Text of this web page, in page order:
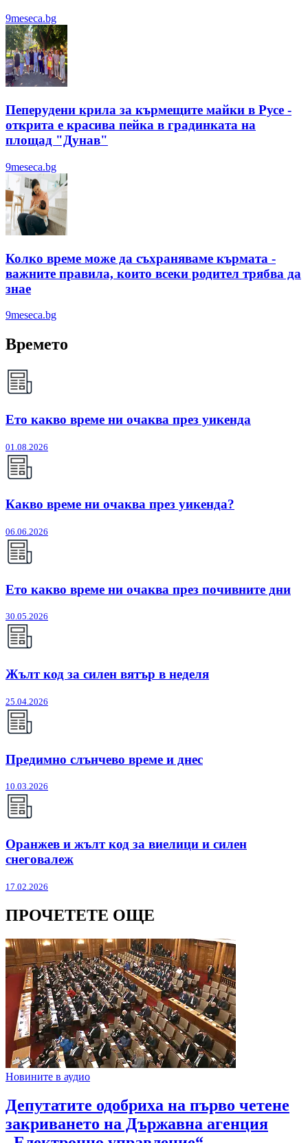
9meseca.bg
Пеперудени крила за кърмещите майки в Русе -
открита е красива пейка в градинката на
площад "Дунав"
9meseca.bg
Колко време може да съхраняваме кърмата -
важните правила, които всеки родител трябва да
знае
9meseca.bg
Времето
Ето какво време ни очаква през уикенда
01.08.2026
Какво време ни очаква през уикенда?
06.06.2026
Ето какво време ни очаква през почивните дни
30.05.2026
Жълт код за силен вятър в неделя
25.04.2026
Предимно слънчево време и днес
10.03.2026
Оранжев и жълт код за виелици и силен
снеговалеж
17.02.2026
ПРОЧЕТЕТЕ ОЩЕ
Новините в аудио
Депутатите одобриха на първо четене
закриването на Държавна агенция